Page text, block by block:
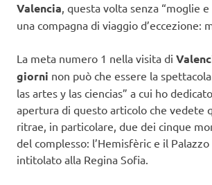
Valencia, questa volta senza “moglie
una compagna di viaggio d’eccezione:
La meta numero 1 nella visita di
giorni non può che essere la
las artes y las ciencias” a cui ho
apertura di questo articolo che vedete
ritrae, in particolare, due dei cinque
del complesso: l’Hemisfèric e il
intitolato alla Regina Sofia.